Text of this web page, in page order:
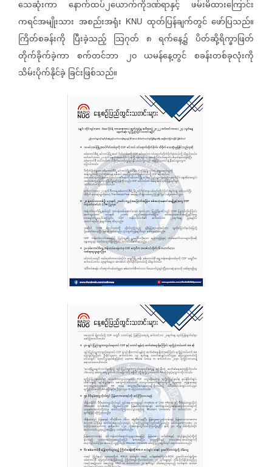
သေဆုံးကာ နောက်ထပ်၂ယောက်ကိုဒဏ်ရာနှင့်
ဖမ်းမိထားကြောင်း
ကရင်အမျိုးသား အစည်းအရုံး KNU ထုတ်ပြန်ချက်တွင် ဖော်ပြသည်။
ကြိတ်စခန်းကို ပြီးခဲ့သည့် သြဂုတ် ၈ ရက်နေ့၌ ပိတ်ဆို့ရိက္ခာဖြတ်
တိုက်ခိုက်ခဲ့ကာ စက်တင်ဘာ ၂၀ ယမန်နေ့တွင် စခန်းတစ်ခုလုံးကို
သိမ်းပိုက်နိုင်ခဲ့ ခြင်းဖြစ်သည်။